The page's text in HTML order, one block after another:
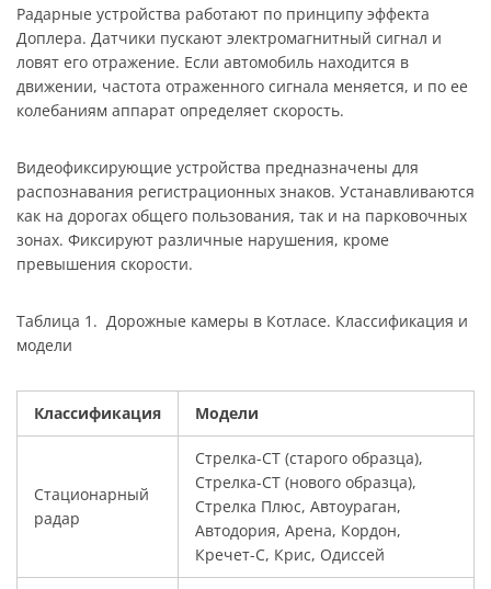
Радарные устройства работают по принципу эффекта
Доплера. Датчики пускают электромагнитный сигнал и
ловят его отражение. Если автомобиль находится в
движении, частота отраженного сигнала меняется, и по ее
колебаниям аппарат определяет скорость.
Видеофиксирующие устройства предназначены для
распознавания регистрационных знаков. Устанавливаются
как на дорогах общего пользования, так и на парковочных
зонах. Фиксируют различные нарушения, кроме
превышения скорости.
Таблица 1. Дорожные камеры в Котласе. Классификация и
модели
Классификация Модели
Стационарный
радар
Стрелка-СТ (старого образца),
Стрелка-СТ (нового образца),
Стрелка Плюс, Автоураган,
Автодория, Арена, Кордон,
Кречет-С, Крис, Одиссей